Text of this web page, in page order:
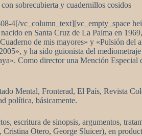
sobrecubierta y cuadernillos cosidos
4[/vc_column_text][vc_empty_space
en Santa Cruz de La Palma en
de mis mayores» y «Pulsión
y ha sido guionista del
Como director una Mención
Mental, Fronterad, El País, Revista
política, básicamente.
escritura de sinopsis, argumentos,
Otero, George Sluicer), en